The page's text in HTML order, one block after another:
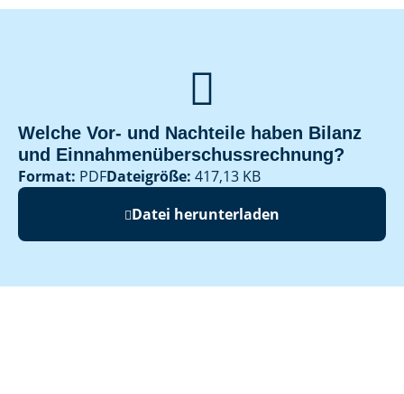

Welche Vor- und Nachteile haben Bilanz
und Einnahmenüberschussrechnung?
Format: PDFDateigröße: 417,13 KB
Datei herunterladen